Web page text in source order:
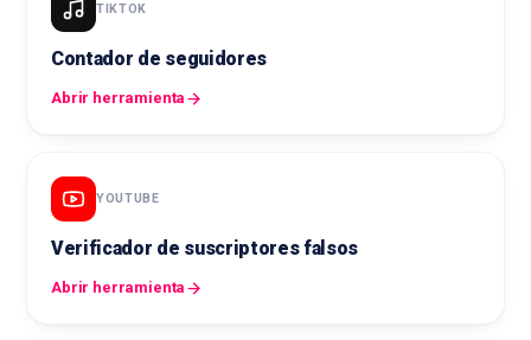
TIKTOK
Contador de seguidores
Abrir herramienta
YOUTUBE
Verificador de suscriptores falsos
Abrir herramienta